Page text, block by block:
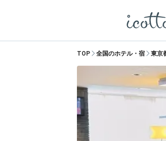
TOP 全国のホテル・宿 東京